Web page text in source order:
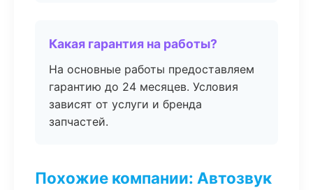
Какая гарантия на работы?
На основные работы предоставляем
гарантию до 24 месяцев. Условия
зависят от услуги и бренда
запчастей.
Похожие компании: Автозвук